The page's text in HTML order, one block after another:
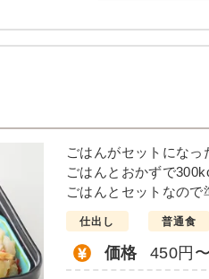
栄
-
※
-
ごはんがセットになっ
ごはんとおかずで
ごはんとセットなの
仕出し 普通食
価格 450円